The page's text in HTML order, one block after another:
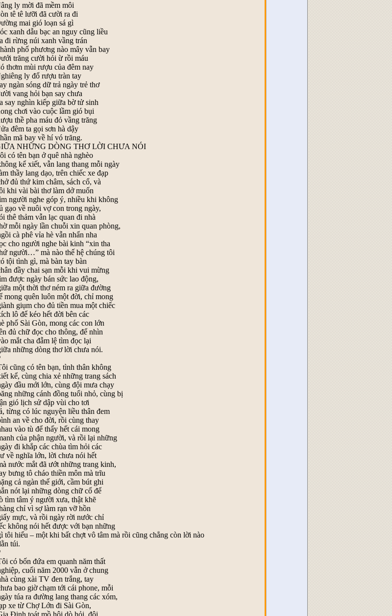
ly mời đã mềm môi
tê tê lưỡi đã cười ra đi
mai gió loạn sá gì
xanh dẫu bạc an nguy cũng liều
đi rừng núi xanh vầng trán
phố phương nào mây vẫn bay
trăng cười hỏi ừ rồi máu
thơm mùi rượu của đêm nay
ly đổ rượu tràn tay
ngàn sóng dữ trả ngày trẻ thơ
vang hỏi bạn say chưa
say nghìn kiếp giữa bờ tử sinh
chơi vào cuộc lầm gió bụi
thề pha máu đỏ vầng trăng
đêm ta gọi sơn hà dậy
mã bay về hí vó trăng.
NHỮNG DÒNG THƠ LỜI CHƯA NÓI
có tên bạn ở quê nhà nghèo
kể xiết, vẫn lang thang mỗi ngày
thầy lang dạo, trên chiếc xe đạp
đủ thứ kim châm, sách cổ, và
khi vài bài thơ làm dở muốn
người nghe góp ý, nhiều khi không
gạo về nuôi vợ con trong ngày,
thê thảm vẫn lạc quan đi nhà
mỗi ngày lần chuỗi xin quan phòng,
cà phê vỉa hè vẫn nhẩn nha
cho người nghe bài kinh “xin tha
người…” mà nào thế hệ chúng tôi
tội tình gì, mà bàn tay bàn
đầy chai sạn mỗi khi vui mừng
được ngày bán sức lao động,
một thời thơ ném ra giữa đường
mong quên luôn một đời, chỉ mong
giụm cho đủ tiền mua một chiếc
lô để kéo hết đời bên các
phố Sài Gòn, mong các con lớn
đủ chữ đọc cho thông, để nhìn
mắt cha đẫm lệ tìm đọc lại
những dòng thơ lời chưa nói.
cũng có tên bạn, tình thân không
kể, cùng chia xẻ những trang sách
đầu mới lớn, cùng đội mưa chạy
những cánh đồng tuổi nhỏ, cùng bị
gió lịch sử dập vùi cho tơi
từng có lúc nguyện liều thân đem
an về cho đời, rồi cùng thay
vào tù để thấy hết cái mong
của phận người, và rồi lại những
đi khắp các chùa tìm hỏi các
về nghĩa lớn, lời chưa nói hết
nước mắt đã ướt những trang kinh,
bưng tô cháo thiền môn mà trĩu
cả ngàn thế giới, cầm bút ghi
nót lại những dòng chữ cổ để
tìm tâm ý người xưa, thật khẽ
chỉ vì sợ làm rạn vỡ hồn
mực, và rồi ngày rời nước chỉ
không nói hết được với bạn những
tôi hiểu – một khi bất chợt vô tâm mà rồi cũng chẳng còn lời nào
túi.
có bốn đứa em quanh năm thất
cuối năm 2000 vẫn ở chung
cùng xài TV đen trắng, tay
bao giờ chạm tới cái phone, mỗi
túa ra đường lang thang các xóm,
xe từ Chợ Lớn đi Sài Gòn,
Ðịnh toát mồ hôi dò hỏi, đôi